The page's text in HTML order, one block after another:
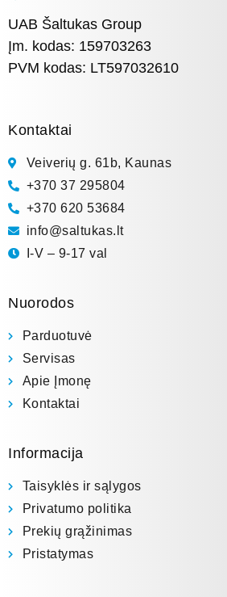
UAB Šaltukas Group
Įm. kodas: 159703263
PVM kodas: LT597032610
Kontaktai
Veiverių g. 61b, Kaunas
+370 37 295804
+370 620 53684
info@saltukas.lt
I-V – 9-17 val
Nuorodos
Parduotuvė
Servisas
Apie Įmonę
Kontaktai
Informacija
Taisyklės ir sąlygos
Privatumo politika
Prekių grąžinimas
Pristatymas